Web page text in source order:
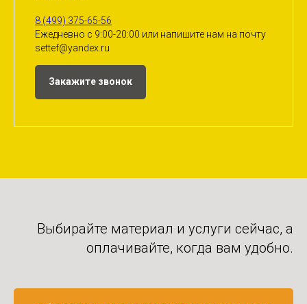
8 (499) 375-65-56
Ежедневно с 9:00-20:00 или напишите нам на почту
settef@yandex.ru
Закажите звонок
Выбирайте материал и услуги сейчас, а
оплачивайте, когда вам удобно.